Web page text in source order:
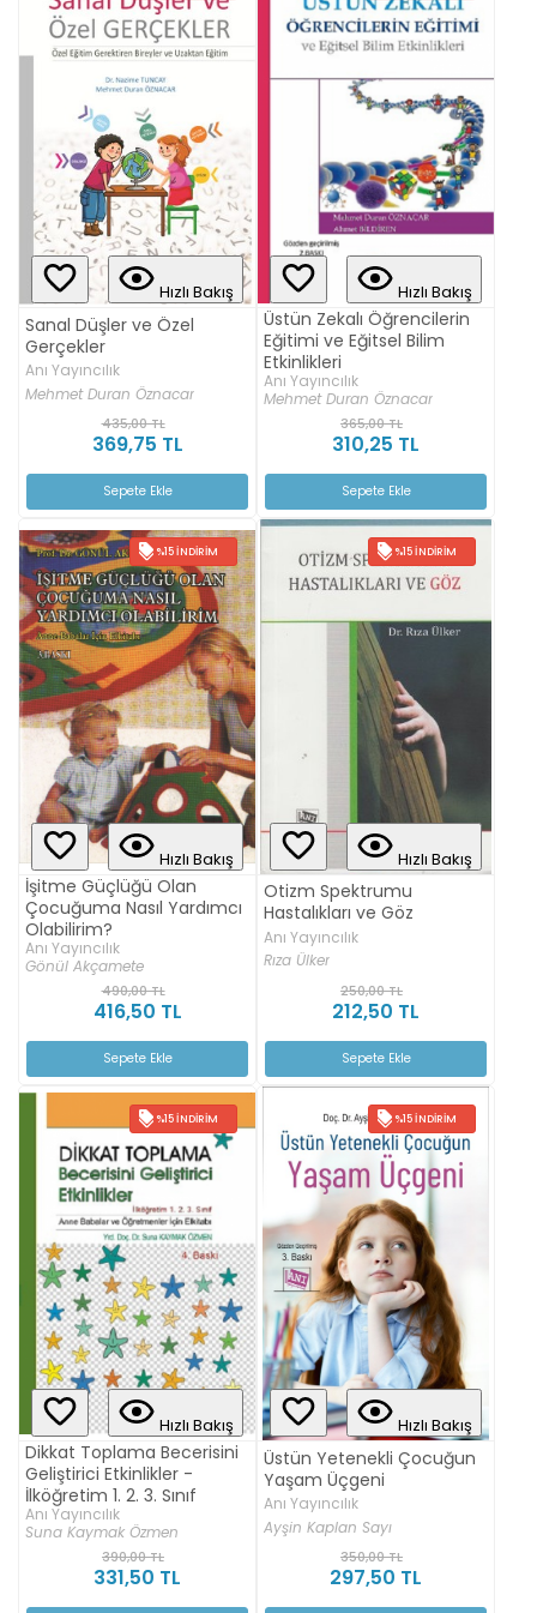
Hızlı Bakış
Sanal Düşler ve Özel
Gerçekler
Anı Yayıncılık
Mehmet Duran Öznacar
435,00 TL
369,75 TL
Sepete Ekle
Hızlı Bakış
Üstün Zekalı Öğrencilerin
Eğitimi ve Eğitsel Bilim
Etkinlikleri
Anı Yayıncılık
Mehmet Duran Öznacar
365,00 TL
310,25 TL
Sepete Ekle
%15 İNDIRIM
Hızlı Bakış
İşitme Güçlüğü Olan
Çocuğuma Nasıl Yardımcı
Olabilirim?
Anı Yayıncılık
Gönül Akçamete
490,00 TL
416,50 TL
Sepete Ekle
%15 İNDIRIM
Hızlı Bakış
Otizm Spektrumu
Hastalıkları ve Göz
Anı Yayıncılık
Rıza Ülker
250,00 TL
212,50 TL
Sepete Ekle
%15 İNDIRIM
Hızlı Bakış
Dikkat Toplama Becerisini
Geliştirici Etkinlikler -
İlköğretim 1. 2. 3. Sınıf
Anı Yayıncılık
Suna Kaymak Özmen
390,00 TL
331,50 TL
%15 İNDIRIM
Hızlı Bakış
Üstün Yetenekli Çocuğun
Yaşam Üçgeni
Anı Yayıncılık
Ayşin Kaplan Sayı
350,00 TL
297,50 TL